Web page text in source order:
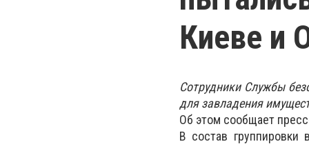
Киеве и
Сотрудники Службы
для завладения
Об этом сообщает
В состав группировки